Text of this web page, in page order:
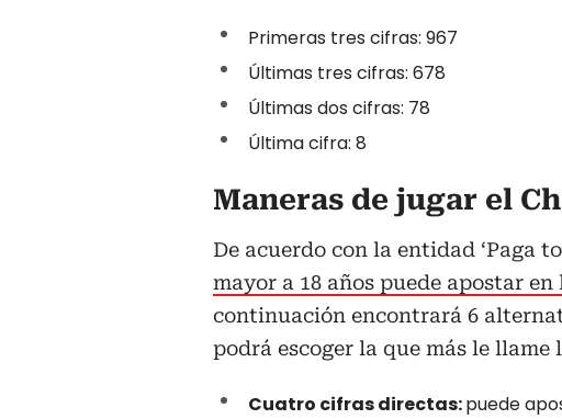
Primeras tres cifras: 967
Últimas tres cifras: 678
Últimas dos cifras: 78
Última cifra: 8
Maneras de jugar el
De acuerdo con la entidad ‘Paga
mayor a 18 años puede apostar
continuación encontrará 6
podrá escoger la que más le llame
Cuatro cifras directas:puede